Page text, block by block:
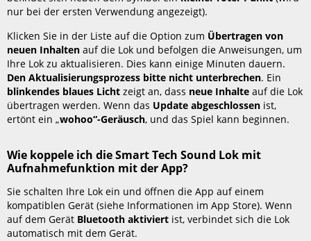
nur bei der ersten Verwendung angezeigt).
Klicken Sie in der Liste auf die Option zum Übertragen von
neuen Inhalten auf die Lok und befolgen die Anweisungen, um
Ihre Lok zu aktualisieren. Dies kann einige Minuten dauern.
Den Aktualisierungsprozess bitte nicht unterbrechen. Ein
blinkendes blaues Lichtzeigt an, dass neue Inhalteauf die Lok
übertragen werden. Wenn das Update abgeschlossen ist,
ertönt ein „wohoo“-Geräusch, und das Spiel kann beginnen.
Wie koppele ich die Smart Tech Sound Lok mit
Aufnahmefunktion mit der App?
Sie schalten Ihre Lok ein und öffnen die App auf einem
kompatiblen Gerät (siehe Informationen im App Store). Wenn
auf dem Gerät Bluetooth aktiviert ist, verbindet sich die Lok
automatisch mit dem Gerät.